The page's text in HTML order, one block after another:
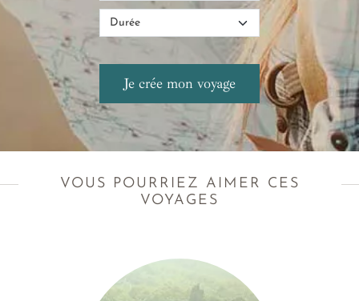
VOUS POURRIEZ AIMER CES
VOYAGES